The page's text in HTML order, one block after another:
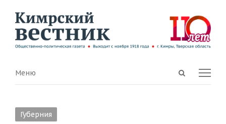
Open
Menu
Меню
Губерния